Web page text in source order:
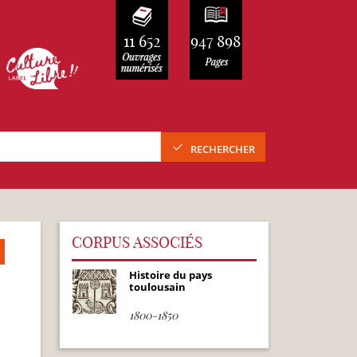
11 652 947 898
RECHERCHER
CORPUS ASSOCIÉS
Histoire du pays
toulousain
1800-1850